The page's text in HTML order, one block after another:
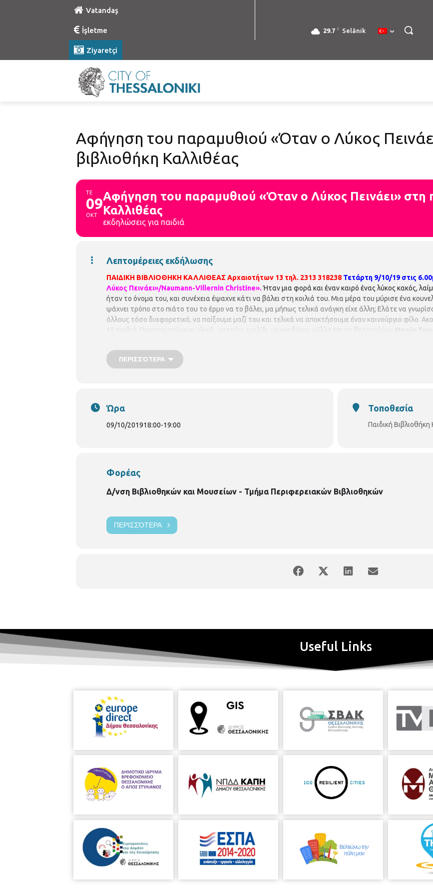
Vatandaş
İşletme
Ziyaretçi
29.7 C Selânik
Αφήγηση του παραμυθιού «Όταν ο Λύκος
βιβλιοθήκη Καλλιθέας
ΤΕ
09
ΟΚΤ
Αφήγηση του παραμυθιού «Όταν ο Λύκος Πεινάει» στη
Καλλιθέας
εκδηλώσεις για παιδιά
Λεπτομέρειες εκδήλωσης
ΠΑΙΔΙΚΗ ΒΙΒΛΙΟΘΗΚΗ ΚΑΛΛΙΘΕΑΣ Αρχαιοτήτων 13 τηλ. 2313 318238 Τετάρτη 9/10/19 στις
Λύκος Πεινάει»/Naumann-Villernin Christine».Ήταν μια φορά και έναν καιρό ένας λύκος κακός,
ήταν το όνομα του, και συνέχεια έψαχνε κάτι να βάλει στη κοιλιά του. Μια μέρα του μύρισε ένα
ψάχνει τρόπο στο πιάτο του το έρμο να το βάλει, μα μήπως τελικά ανάγκη είχε άλλη; Ελάτε να
άλλους τόσο διαφορετικό, να παίξουμε μαζί του και τελικά να αποκτήσουμε έναν καινούργιο φίλο.
15 παιδιά. Προαπαιτούμενα υλικά : χαρτόνι, ψαλίδι, μαρκαδόροι, κόλλα Με τη θεατρολόγο
Μαρία
ΠΕΡΙΣΣΌΤΕΡΑ
Ώρα
09/10/201918:00-19:00
Τοποθεσία
Παιδική Βιβλιοθήκη
Φορέας
Δ/νση Βιβλιοθηκών και Μουσείων - Τμήμα Περιφερειακών Βιβλιοθηκών
ΠΕΡΙΣΣΌΤΕΡΑ
Useful Links